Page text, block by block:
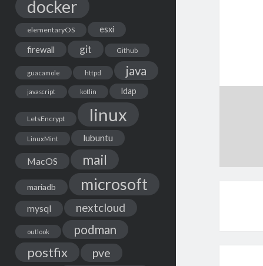
docker
elementaryOS esxi
firewall git Github
guacamole httpd java
javascript kotlin ldap
LetsEncrypt linux
LinuxMint lubuntu
MacOS mail
mariadb microsoft
mysql nextcloud
outlook podman
postfix pve